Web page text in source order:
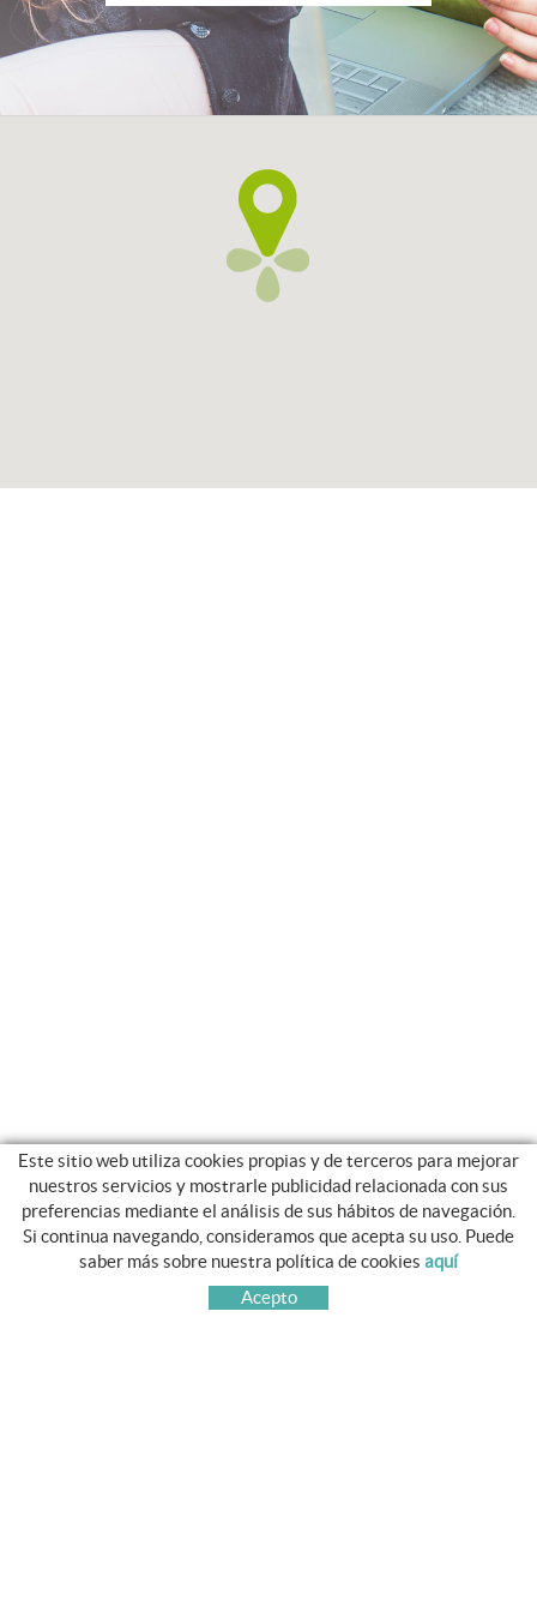
GUIA DE COMPRA
COMO COMPRAR
PREGUNTAS FRECUENTES
Este sitio web utiliza cookies propias y de terceros para mejorar
nuestros servicios y mostrarle publicidad relacionada con sus
preferencias mediante el análisis de sus hábitos de navegación.
Si continua navegando, consideramos que acepta su uso. Puede
saber más sobre nuestra política de cookies aquí
Acepto